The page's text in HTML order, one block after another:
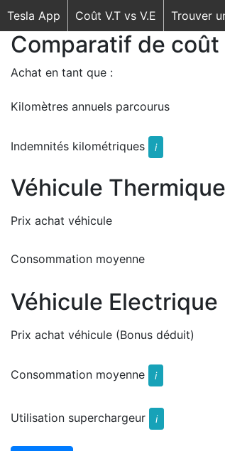
Tesla App Coût V.T vs V.E Trouver
Comparatif de
Achat en tant que :
Kilomètres annuels parcourus
Indemnités kilométriques i
Véhicule Thermique
Prix achat véhicule
Consommation moyenne
Véhicule Electrique
Prix achat véhicule (Bonus déduit)
Consommation moyenne i
Utilisation superchargeur i